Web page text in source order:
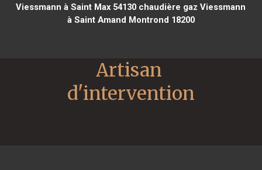
Viessmann à Saint Max 54130 chaudière gaz Viessmann
à Saint Amand Montrond 18200
Artisan
d'intervention